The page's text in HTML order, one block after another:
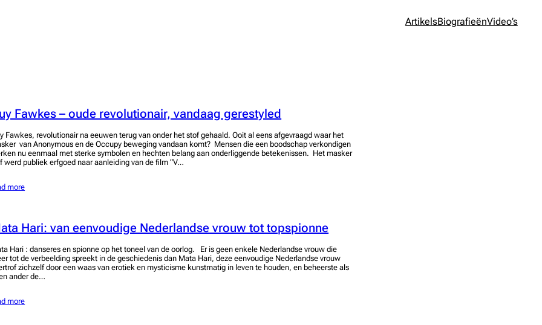
ArtikelsBiografieënVideo’s
Fawkes – oude revolutionair, vandaag gerestyled
Fawkes, revolutionair na eeuwen terug van onder het stof gehaald. Ooit al eens afgevraagd waar het
van Anonymous en de Occupy beweging vandaan komt? Mensen die een boodschap verkondigen
nu eenmaal met sterke symbolen en hechten belang aan onderliggende betekenissen. Het masker
werd publiek erfgoed naar aanleiding van de film “V…
more
Hari: van eenvoudige Nederlandse vrouw tot topspionne
Hari : danseres en spionne op het toneel van de oorlog. Er is geen enkele Nederlandse vrouw die
tot de verbeelding spreekt in de geschiedenis dan Mata Hari, deze eenvoudige Nederlandse vrouw
zichzelf door een waas van erotiek en mysticisme kunstmatig in leven te houden, en beheerste als
ander de…
more